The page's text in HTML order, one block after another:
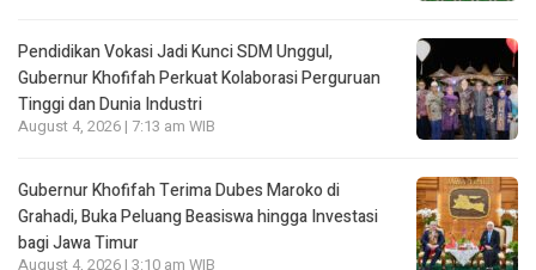
Pendidikan Vokasi Jadi Kunci SDM Unggul,
Gubernur Khofifah Perkuat Kolaborasi Perguruan
Tinggi dan Dunia Industri
August 4, 2026 | 7:13 am WIB
Gubernur Khofifah Terima Dubes Maroko di
Grahadi, Buka Peluang Beasiswa hingga Investasi
bagi Jawa Timur
August 4, 2026 | 3:10 am WIB